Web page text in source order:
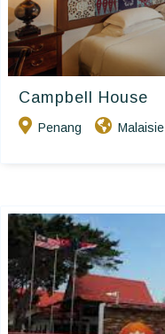
Campbell House
Penang Malaisie